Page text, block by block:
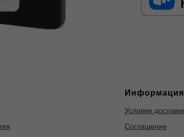
Информация
Условии доставки
Соглашение